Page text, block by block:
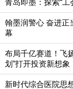
青岛即墨：探索“
翰墨润警心 奋进正
幕
布局千亿赛道！飞
划”打开投资新想象
新时代综合医院思